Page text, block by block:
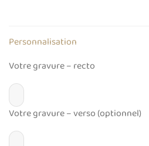
Personnalisation
Votre gravure – recto
Votre gravure – verso (optionnel)